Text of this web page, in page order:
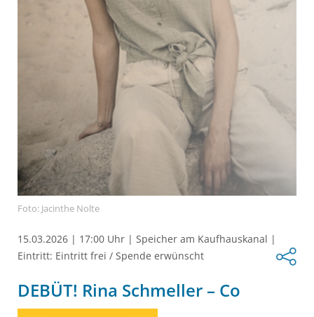
Foto: Jacinthe Nolte
15.03.2026 | 17:00 Uhr | Speicher am Kaufhauskanal |
Eintritt: Eintritt frei / Spende erwünscht
DEBÜT! Rina Schmeller – Co